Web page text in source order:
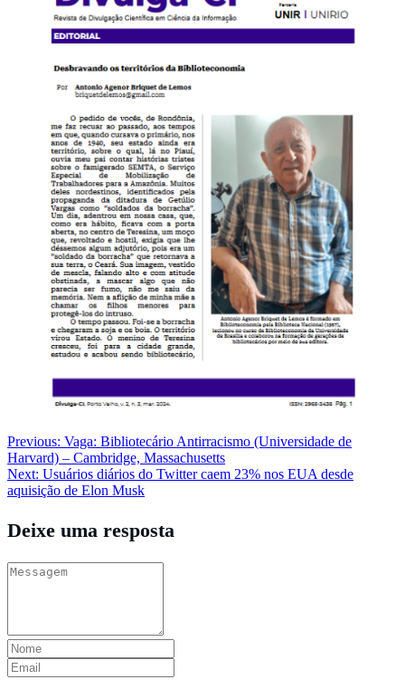
Navegação
de
Post
Previous: Vaga: Bibliotecário Antirracismo (Universidade de
Harvard) – Cambridge, Massachusetts
Next: Usuários diários do Twitter caem 23% nos EUA desde
aquisição de Elon Musk
Deixe uma resposta